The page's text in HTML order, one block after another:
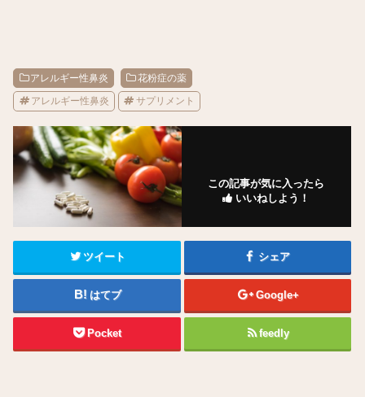
アレルギー性鼻炎 花粉症の薬
アレルギー性鼻炎 サプリメント
この記事が気に入ったら
いいねしよう！
ツイート シェア
はてブ Google+
Pocket feedly